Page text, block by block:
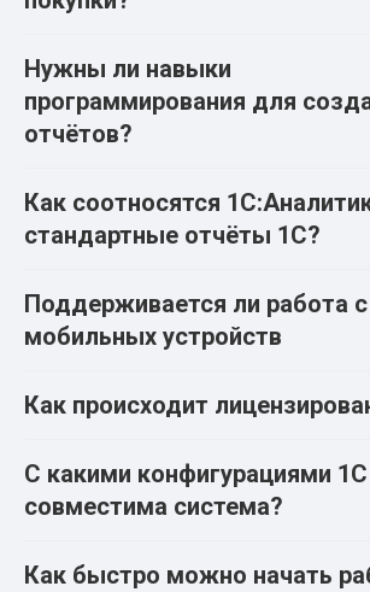
Нужны ли навыки
программирования для
отчётов?
Как соотносятся
стандартные отчёты 1С?
Поддерживается ли работа с
мобильных устройств
Как происходит
С какими конфигурациями 1С
совместима система?
Как быстро можно начать